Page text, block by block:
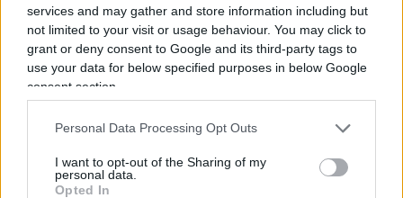
services and may gather and store information including but
not limited to your visit or usage behaviour. You may click to
grant or deny consent to Google and its third-party tags to
use your data for below specified purposes in below Google
consent section.
Personal Data Processing Opt Outs
I want to opt-out of the Sharing of my
personal data.
Opted In
i tuoi obiettivi, cosa è più importante per te e cosa
ti tiene sveglio la notte.
4. Come può aiutarmi a rimanere
in carreggiata mentre perseguo i
giusta?